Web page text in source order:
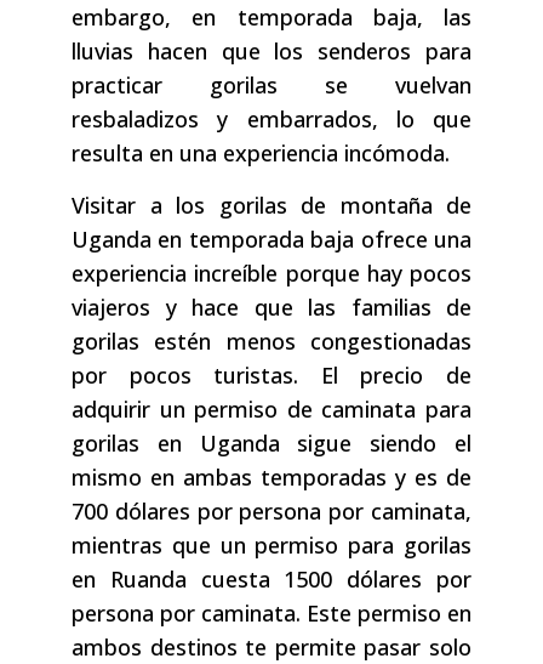
embargo, en temporada baja, las
lluvias hacen que los senderos para
practicar gorilas se vuelvan
resbaladizos y embarrados, lo que
resulta en una experiencia incómoda.
Visitar a los gorilas de montaña de
Uganda en temporada baja ofrece una
experiencia increíble porque hay pocos
viajeros y hace que las familias de
gorilas estén menos congestionadas
por pocos turistas. El precio de
adquirir un permiso de caminata para
gorilas en Uganda sigue siendo el
mismo en ambas temporadas y es de
700 dólares por persona por caminata,
mientras que un permiso para gorilas
en Ruanda cuesta 1500 dólares por
persona por caminata. Este permiso en
ambos destinos te permite pasar solo